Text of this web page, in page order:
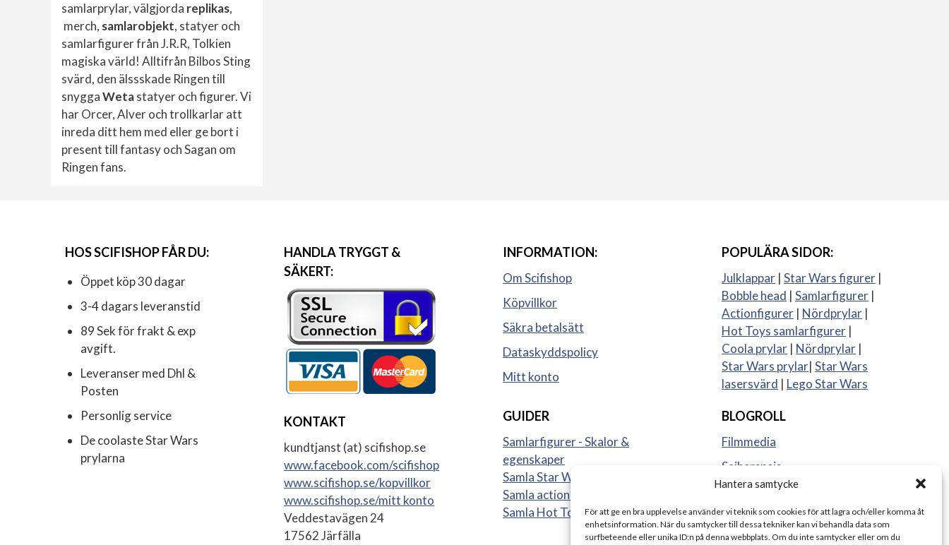
Hantera samtycke
För att ge en bra upplevelse använder vi teknik som cookies för att lagra och/eller komma åt
enhetsinformation. När du samtycker till dessa tekniker kan vi behandla data som
surfbeteende eller unika ID:n på denna webbplats. Om du inte samtycker eller om du
samlarprylar, välgjorda replikas,
merch, samlarobjekt, statyer och
samlarfigurer från J.R.R, Tolkien
magiska värld! Alltifrån Bilbos Sting
svärd, den älssskade Ringen till
snyggaWetastatyer och figurer. Vi
har Orcer, Alver och trollkarlar att
inreda ditt hem med eller ge bort i
present till fantasy och Sagan om
Ringen fans.
HOS SCIFISHOP FÅR DU:
Öppet köp 30 dagar
3-4 dagars leveranstid
89 Sek för frakt & exp
avgift.
Leveranser med Dhl &
Posten
Personlig service
De coolaste Star Wars
prylarna
HANDLA TRYGGT &
SÄKERT:
KONTAKT
kundtjanst (at) scifishop.se
www.facebook.com/scifishop
www.scifishop.se/kopvillkor
www.scifishop.se/mitt konto
Veddestavägen 24
17562 Järfälla
INFORMATION:
Om Scifishop
Köpvillkor
Säkra betalsätt
Dataskyddspolicy
Mitt konto
GUIDER
Samlarfigurer - Skalor &
egenskaper
Samla Star Wars figurer
Samla actionfigurer
Samla Hot Toys
POPULÄRA SIDOR:
Julklappar | Star Wars figurer |
Bobble head | Samlarfigurer |
Actionfigurer | Nördprylar |
Hot Toys samlarfigurer |
Coola prylar | Nördprylar |
Star Wars prylar| Star Wars
lasersvärd | Lego Star Wars
BLOGROLL
Filmmedia
Sajberspejs
Strange things